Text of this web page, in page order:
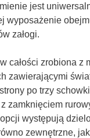
jest
wyposażenie
załogi.
zrobiona
po trzy
zamknięciem
występują
zewnętrzne,